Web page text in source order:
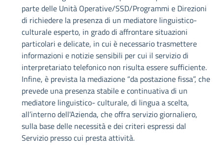
parte delle Unità Operative/SSD/Programmi e Direzioni
di richiedere la presenza di un mediatore linguistico-
culturale esperto, in grado di affrontare situazioni
particolari e delicate, in cui è necessario trasmettere
informazioni e notizie sensibili per cui il servizio di
interpretariato telefonico non risulta essere sufficiente.
Infine, è prevista la mediazione “da postazione fissa”, che
prevede una presenza stabile e continuativa di un
mediatore linguistico- culturale, di lingua a scelta,
all’interno dell'Azienda, che offra servizio giornaliero,
sulla base delle necessità e dei criteri espressi dal
Servizio presso cui presta attività.